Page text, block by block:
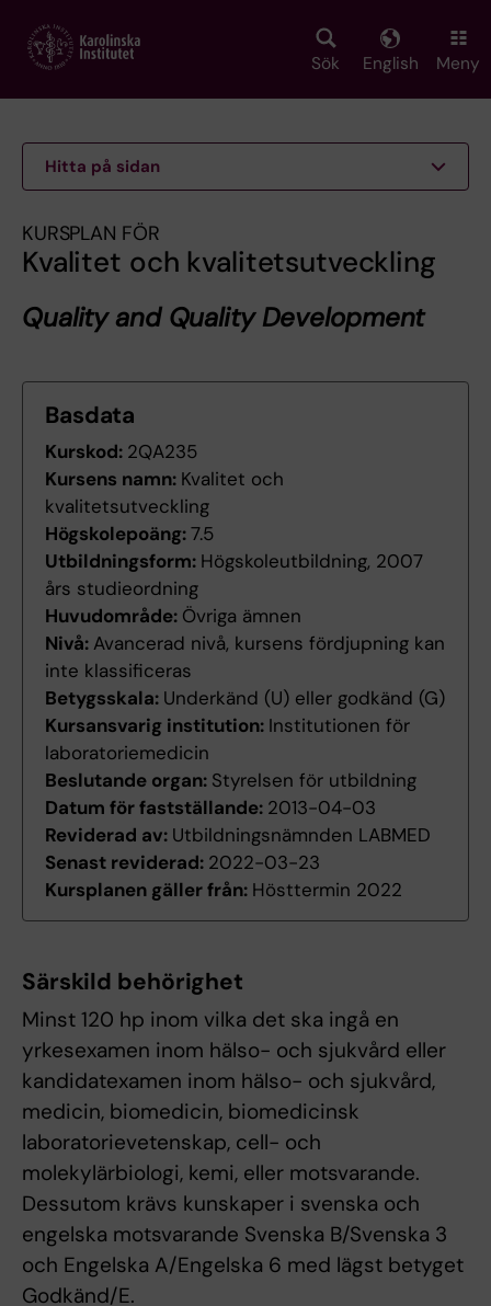
main
Sök English Meny
Hitta på sidan
KURSPLAN FÖR
Kvalitet och kvalitetsutveckling
Quality and Quality Development
Basdata
Kurskod: 2QA235
Kursens namn: Kvalitet och
kvalitetsutveckling
Högskolepoäng:7.5
Utbildningsform: Högskoleutbildning, 2007
års studieordning
Huvudområde: Övriga ämnen
Nivå: Avancerad nivå, kursens fördjupning kan
inte klassificeras
Betygsskala: Underkänd (U) eller godkänd (G)
Kursansvarig institution: Institutionen för
laboratoriemedicin
Beslutande organ: Styrelsen för utbildning
Datum för fastställande: 2013-04-03
Reviderad av: Utbildningsnämnden LABMED
Senast reviderad: 2022-03-23
Kursplanen gäller från: Hösttermin 2022
Särskild behörighet
Minst 120 hp inom vilka det ska ingå en
yrkesexamen inom hälso- och sjukvård eller
kandidatexamen inom hälso- och sjukvård,
medicin, biomedicin, biomedicinsk
laboratorievetenskap, cell- och
molekylärbiologi, kemi, eller motsvarande.
Dessutom krävs kunskaper i svenska och
engelska motsvarande Svenska B/Svenska 3
och Engelska A/Engelska 6 med lägst betyget
Godkänd/E.